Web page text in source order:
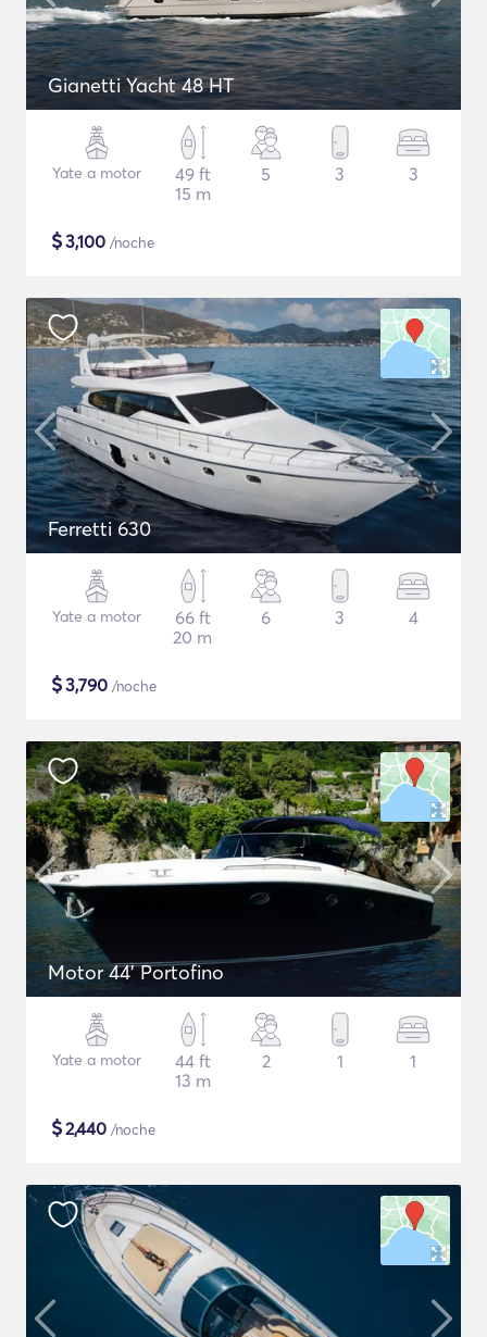
Gianetti Yacht 48 HT
Yate a motor
49 ft
15 m
5 3 3
$3,100 /noche
Ferretti 630
Yate a motor
66 ft
20 m
6 3 4
$3,790 /noche
Motor 44' Portofino
Yate a motor
44 ft
13 m
2 1 1
$2,440 /noche